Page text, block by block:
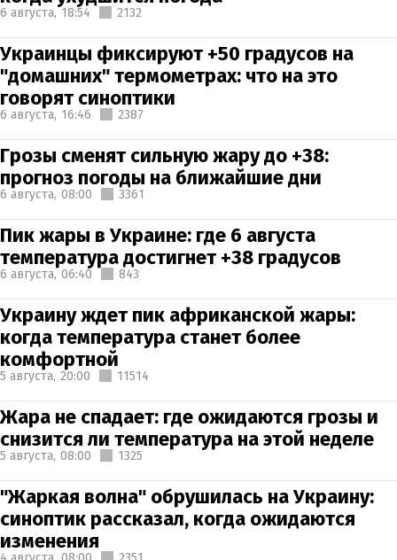
6 августа, 18:54 2132
Украинцы фиксируют +50 градусов на
"домашних" термометрах: что на это
говорят синоптики
6 августа, 16:46 2387
Грозы сменят сильную жару до +38:
прогноз погоды на ближайшие дни
6 августа, 08:00 3361
Пик жары в Украине: где 6 августа
температура достигнет +38 градусов
6 августа, 06:40 843
Украину ждет пик африканской жары:
когда температура станет более
комфортной
5 августа, 20:00 11514
Жара не спадает: где ожидаются грозы и
снизится ли температура на этой неделе
5 августа, 08:00 1325
"Жаркая волна" обрушилась на Украину:
синоптик рассказал, когда ожидаются
изменения